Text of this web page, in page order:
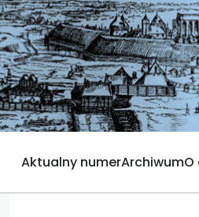
Aktualny numerArchiwum